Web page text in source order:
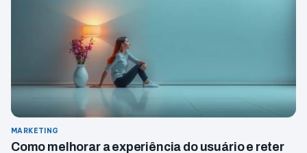
MARKETING
Como melhorar a experiência do usuário e reter